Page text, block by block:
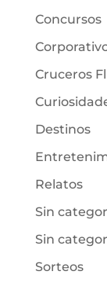
Concursos
Cruceros
Destinos
Relatos
Sin
Sin
Sorteos